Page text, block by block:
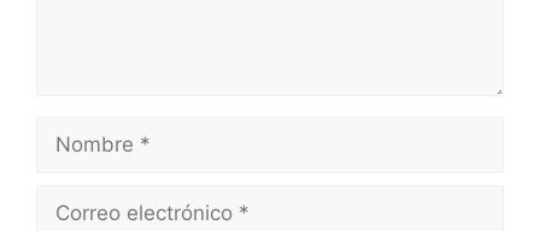
Nombre
Correo